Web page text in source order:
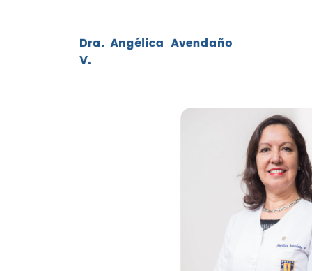
Dra. Angélica Avendaño
V.